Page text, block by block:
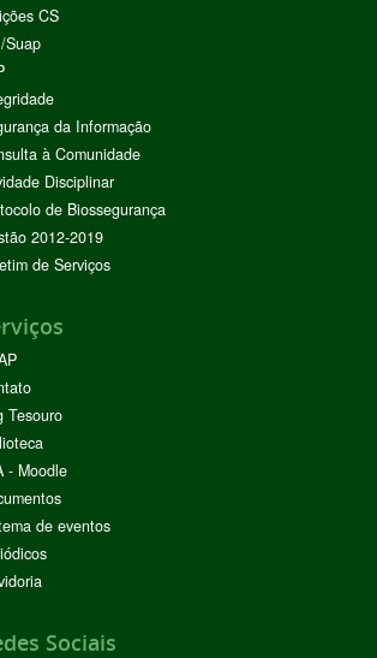
CS
Suap
da Informação
à Comunidade
Disciplinar
de Biossegurança
2012-2019
de Serviços
Tesouro
- Moodle
de eventos
Sociais